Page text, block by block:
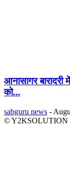
आनासागर
को...
sabguru news -
© Y2KSOLUTION